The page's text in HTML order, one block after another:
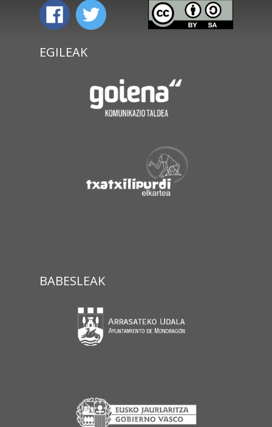
EGILEAK
BABESLEAK